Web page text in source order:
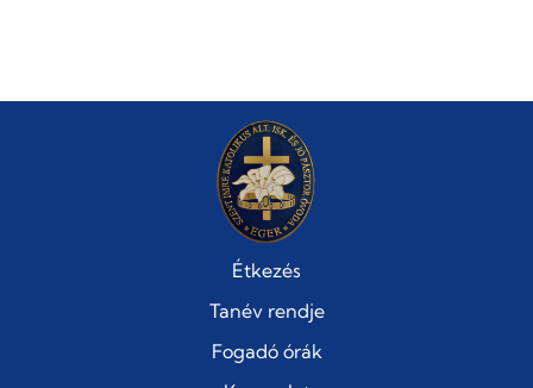
Étkezés
Tanév rendje
Fogadó órák